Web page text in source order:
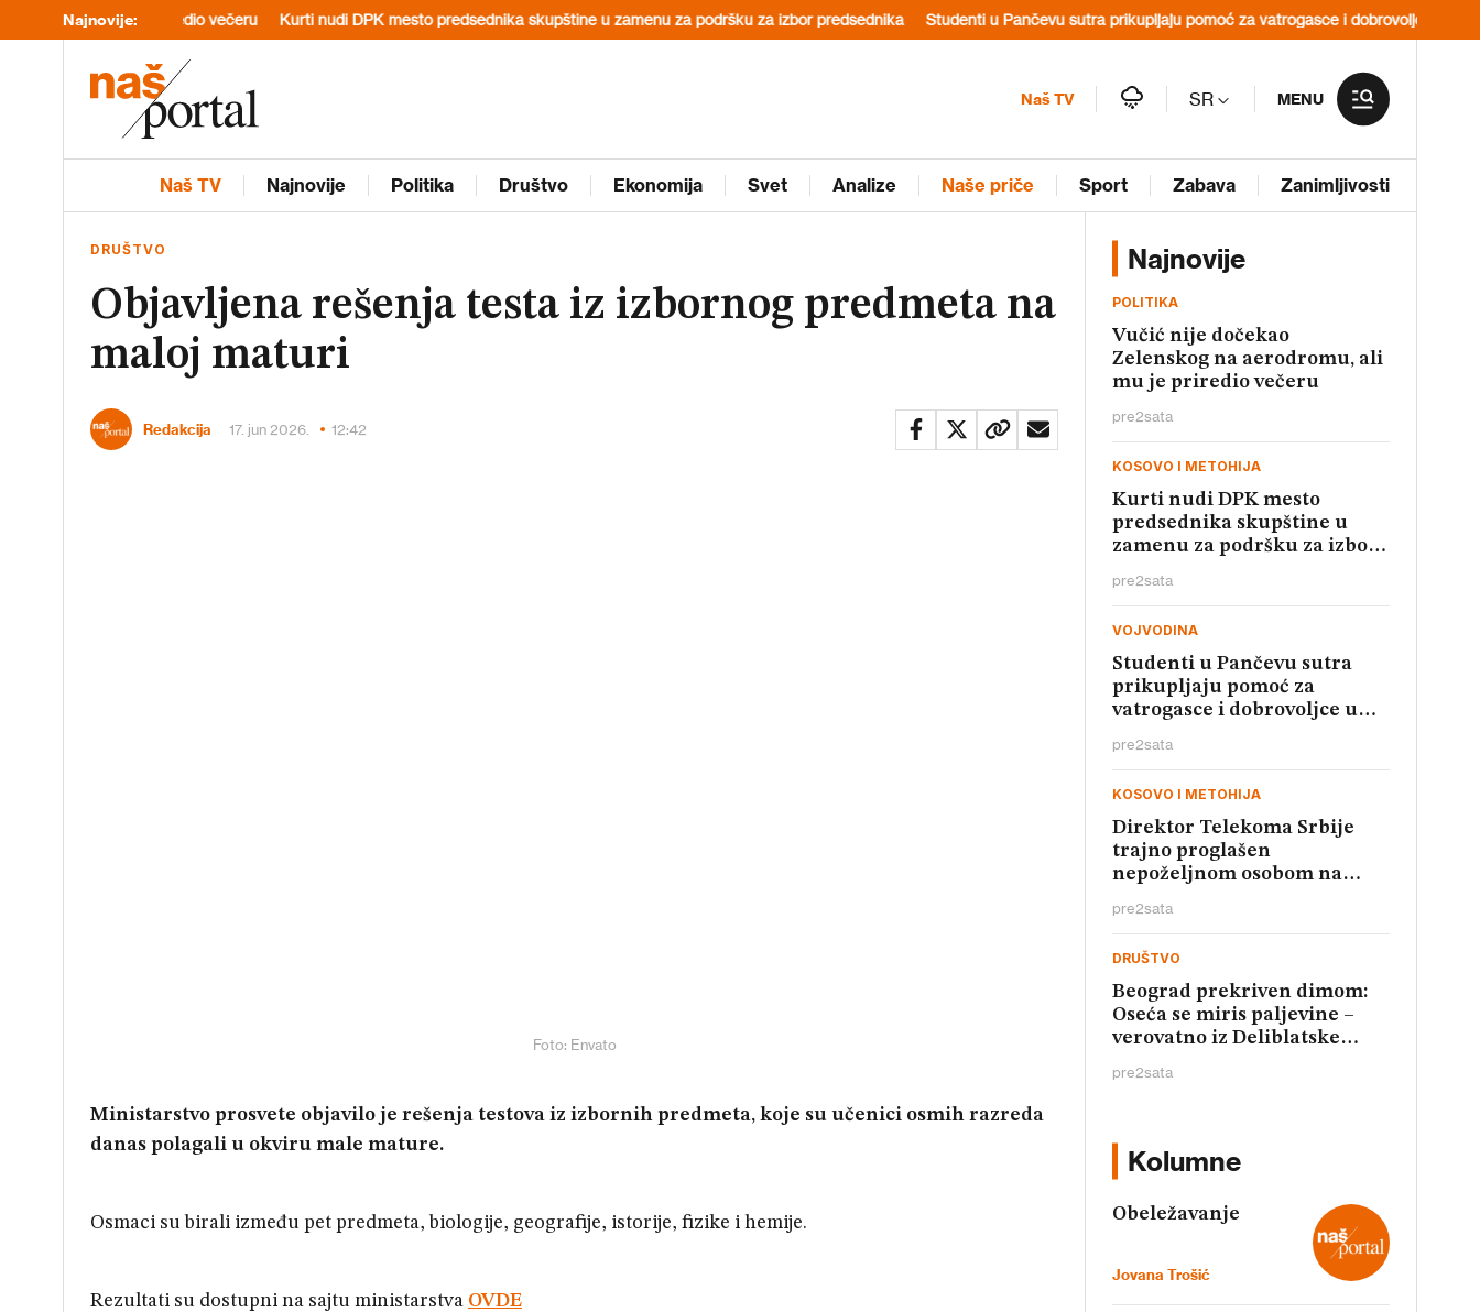
Najnovije:
je priredio večeru Kurti nudi DPK mesto predsednika skupštine u zamenu za podršku za izbor predsednika Studenti u Pančevu sutra prikupljaju pomoć za vatrogasce i dobrovoljce u Deliblatskoj peščari
Naš TV SR MENU
Naš TV Najnovije Politika Društvo Ekonomija Svet Analize Naše priče Sport Zabava Zanimljivosti
DRUŠTVO
Objavljena rešenja testa iz izbornog predmeta na
maloj maturi
Redakcija 17. jun 2026. 12:42
Foto: Envato
Ministarstvo prosvete objavilo je rešenja testova iz izbornih predmeta, koje su učenici osmih razreda
danas polagali u okviru male mature.
Osmaci su birali između pet predmeta, biologije, geografije, istorije, fizike i hemije.
Rezultati su dostupni na sajtu ministarstva OVDE
Najnovije
POLITIKA
Vučić nije dočekao
Zelenskog na aerodromu, ali
mu je priredio večeru
pre2sata
KOSOVO I METOHIJA
Kurti nudi DPK mesto
predsednika skupštine u
zamenu za podršku za izbor
pre2sata
VOJVODINA
Studenti u Pančevu sutra
prikupljaju pomoć za
vatrogasce i dobrovoljce u
pre2sata
KOSOVO I METOHIJA
Direktor Telekoma Srbije
trajno proglašen
nepoželjnom osobom na
pre2sata
DRUŠTVO
Beograd prekriven dimom:
Oseća se miris paljevine –
verovatno iz Deliblatske
pre2sata
Kolumne
Obeležavanje
Jovana Trošić